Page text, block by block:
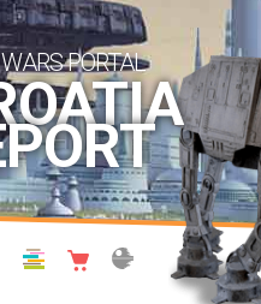
PORTAL